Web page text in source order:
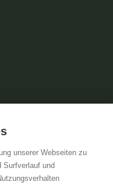
unserer Webseiten zu
Surfverlauf und